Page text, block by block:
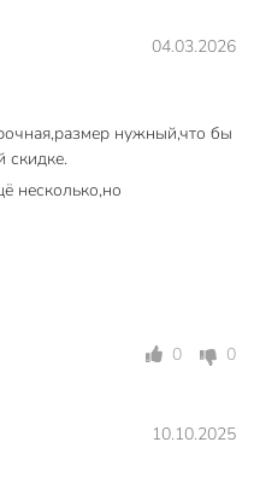
Bronco Aquarelle
для
с рисунком
04.03.2026
нужный,что бы
скидке.
несколько,но
0 0
10.10.2025